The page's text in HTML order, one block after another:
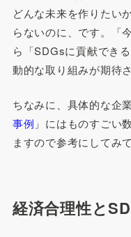
どんな未来を作りたい
らないのに、です。「
ら「SDGsに貢献でき
動的な取り組みが期待
ちなみに、具体的な企
事例 」にはものすごい
ますので参考にしてみ
経済合理性と